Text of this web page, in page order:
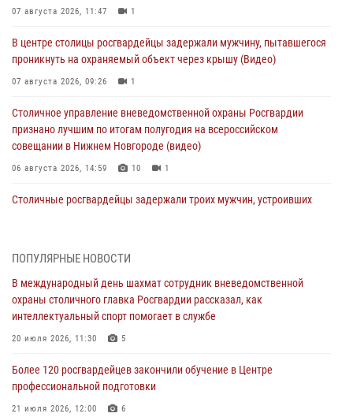
07 августа 2026, 11:47 1
В центре столицы росгвардейцы задержали мужчину, пытавшегося
проникнуть на охраняемый объект через крышу (Видео)
07 августа 2026, 09:26 1
Столичное управление вневедомственной охраны Росгвардии
признано лучшим по итогам полугодия на всероссийском
совещании в Нижнем Новгороде (видео)
06 августа 2026, 14:59 10 1
Столичные росгвардейцы задержали троих мужчин, устроивших
матче в Москве обеспечила Росгвардия (видео)
06 августа 2026, 08:30
Столичные росгвардейцы задержали мужчину, устроившего дебош
05 августа 2026, 12:39
Московские росгвардейцы обеспечили безопасность проведения
ПОПУЛЯРНЫЕ НОВОСТИ
В международный день шахмат сотрудник вневедомственной
охраны столичного главка Росгвардии рассказал, как
интеллектуальный спорт помогает в службе
20 июля 2026, 11:30 5
Более 120 росгвардейцев закончили обучение в Центре
профессиональной подготовки
21 июля 2026, 12:00 6